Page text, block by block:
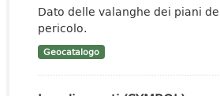
Dato delle valanghe dei piani
pericolo.
Geocatalogo